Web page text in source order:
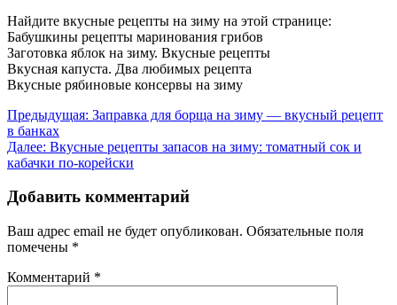
Найдите вкусные рецепты на зиму на этой странице:
Бабушкины рецепты маринования грибов
Заготовка яблок на зиму. Вкусные рецепты
Вкусная капуста. Два любимых рецепта
Вкусные рябиновые консервы на зиму
Навигация
по
записям
Предыдущая: Заправка для борща на зиму — вкусный рецепт
в банках
Далее: Вкусные рецепты запасов на зиму: томатный сок и
кабачки по-корейски
Добавить комментарий
Ваш адрес email не будет опубликован. Обязательные поля
помечены *
Комментарий *